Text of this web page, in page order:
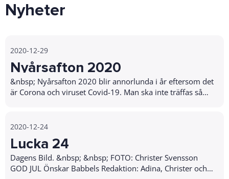
Nyheter
2020-12-29
Nyårsafton 2020
&nbsp; Nyårsafton 2020 blir annorlunda i år eftersom det
är Corona och viruset Covid-19. Man ska inte träffas så
2020-12-24
Lucka 24
Dagens Bild. &nbsp; &nbsp; FOTO: Christer Svensson
GOD JUL Önskar Babbels Redaktion: Adina, Christer och